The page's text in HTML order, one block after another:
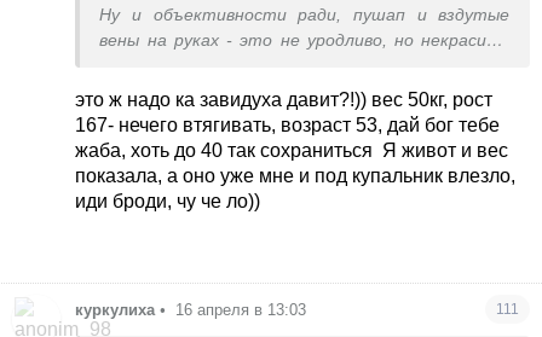
Ну и объективности ради, пушап и вздутые
вены на руках - это не уродливо, но некрасиво.
неприятие себя, хоть в 50 кг, хоть в 58. И
живот у вас тут втянутый. Постоянное
напряжение. Тело устало и больше не хочет.
это ж надо ка завидуха давит?!)) вес 50кг, рост
167- нечего втягивать, возраст 53, дай бог тебе
жаба, хоть до 40 так сохраниться Я живот и вес
показала, а оно уже мне и под купальник влезло,
иди броди, чу че ло))
куркулиха • 16 апреля в 13:03 111